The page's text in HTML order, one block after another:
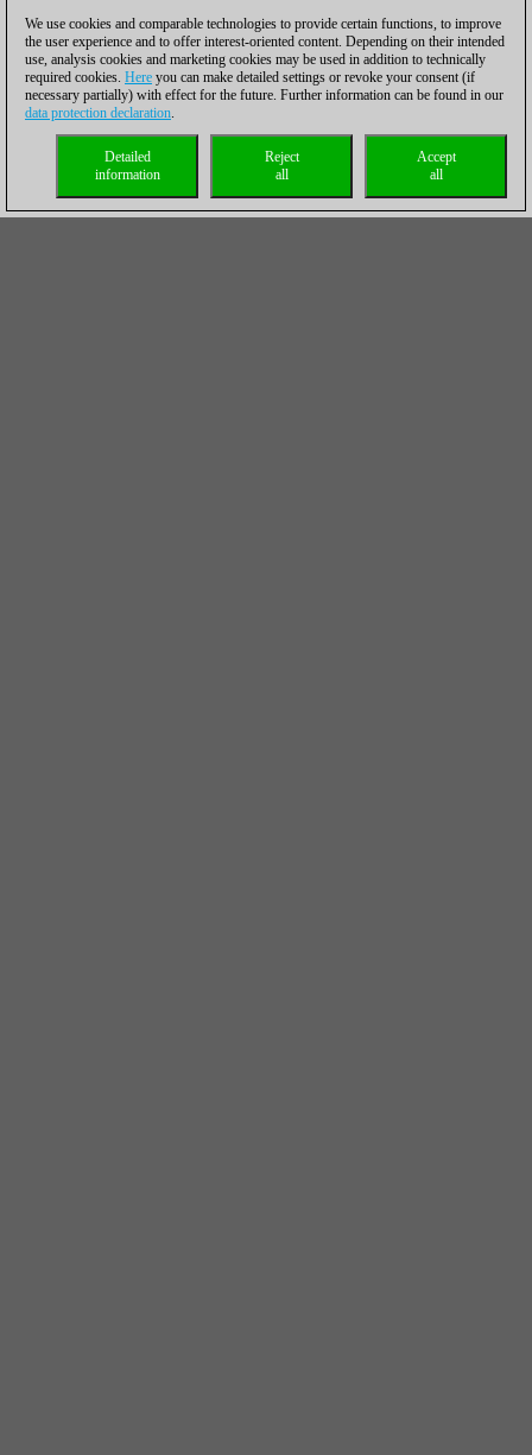
We use cookies and comparable technologies to provide certain functions, to improve
the user experience and to offer interest-oriented content. Depending on their intended
use, analysis cookies and marketing cookies may be used in addition to technically
required cookies. Here you can make detailed settings or revoke your consent (if
necessary partially) with effect for the future. Further information can be found in our
data protection declaration.
Accept
all
Reject
all
Detailed
information